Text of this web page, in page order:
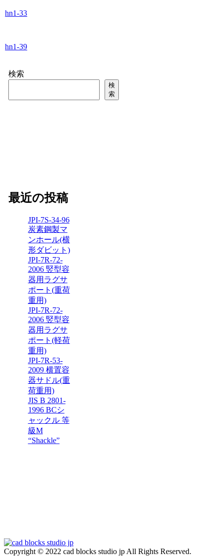
hn1-33
hn1-39
検索
検
索
最近の投稿
JPI-7S-34-96
炭素鋼製マ
ンホール(横
形ダビット)
JPI-7R-72-
2006 竪型容
器用ラグサ
ポート(重荷
重用)
JPI-7R-72-
2006 竪型容
器用ラグサ
ポート(軽荷
重用)
JPI-7R-53-
2009 横置容
器サドル(重
荷重用)
JIS B 2801-
1996 BCシ
ャックル 等
級M
“Shackle”
Copyright © 2022 cad blocks studio jp All Rights Reserved.